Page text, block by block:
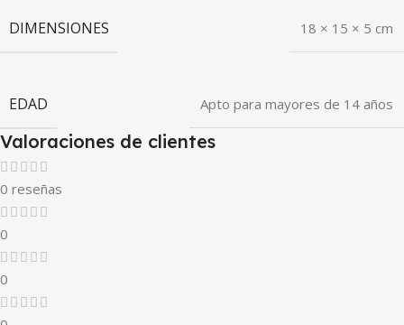
DIMENSIONES 18 × 15 × 5 cm
EDAD Apto para mayores de 14 años
Valoraciones de clientes
0 reseñas
0
0